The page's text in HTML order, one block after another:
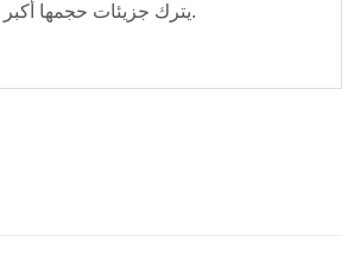
يترك جزيئات حجمها أكبر من فتحة الغربال.